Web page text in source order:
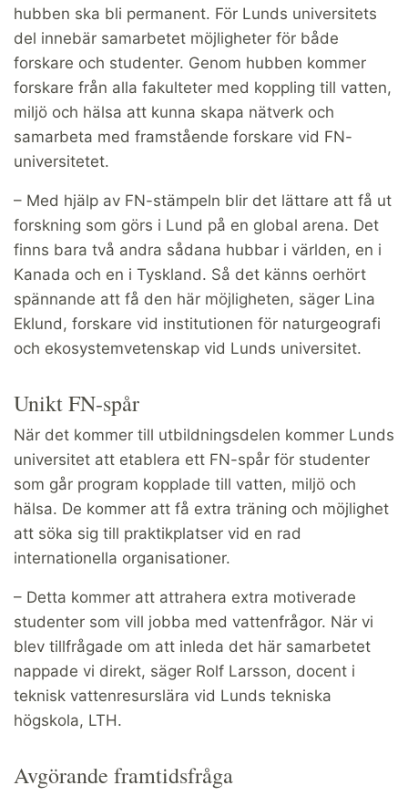
hubben ska bli permanent. För Lunds universitets
del innebär samarbetet möjligheter för både
forskare och studenter. Genom hubben kommer
forskare från alla fakulteter med koppling till vatten,
miljö och hälsa att kunna skapa nätverk och
samarbeta med framstående forskare vid FN-
universitetet.
– Med hjälp av FN-stämpeln blir det lättare att få ut
forskning som görs i Lund på en global arena. Det
finns bara två andra sådana hubbar i världen, en i
Kanada och en i Tyskland. Så det känns oerhört
spännande att få den här möjligheten, säger Lina
Eklund, forskare vid institutionen för naturgeografi
och ekosystemvetenskap vid Lunds universitet.
Unikt FN-spår
När det kommer till utbildningsdelen kommer Lunds
universitet att etablera ett FN-spår för studenter
som går program kopplade till vatten, miljö och
hälsa. De kommer att få extra träning och möjlighet
att söka sig till praktikplatser vid en rad
internationella organisationer.
– Detta kommer att attrahera extra motiverade
studenter som vill jobba med vattenfrågor. När vi
blev tillfrågade om att inleda det här samarbetet
nappade vi direkt, säger Rolf Larsson, docent i
teknisk vattenresurslära vid Lunds tekniska
högskola, LTH.
Avgörande framtidsfråga